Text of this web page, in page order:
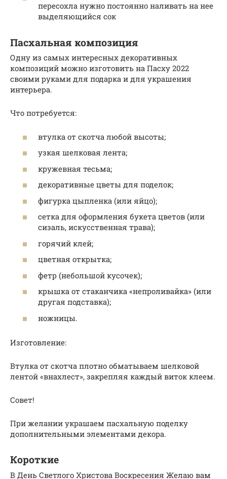
пересохла нужно постоянно наливать на нее
выделяющийся сок
Пасхальная композиция
Одну из самых интересных декоративных
композиций можно изготовить на Пасху 2022
своими руками для подарка и для украшения
интерьера.
Что потребуется:
втулка от скотча любой высоты;
узкая шелковая лента;
кружевная тесьма;
декоративные цветы для поделок;
фигурка цыпленка (или яйцо);
сетка для оформления букета цветов (или
сизаль, искусственная трава);
горячий клей;
цветная открытка;
фетр (небольшой кусочек);
крышка от стаканчика «непроливайка» (или
другая подставка);
ножницы.
Изготовление:
Втулка от скотча плотно обматываем шелковой
лентой «внахлест», закрепляя каждый виток клеем.
Совет!
При желании украшаем пасхальную поделку
дополнительными элементами декора.
Короткие
В День Светлого Христова Воскресения Желаю вам